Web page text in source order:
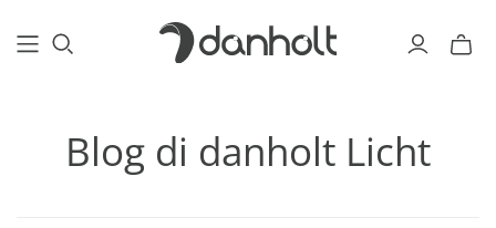
Blog di danholt Licht